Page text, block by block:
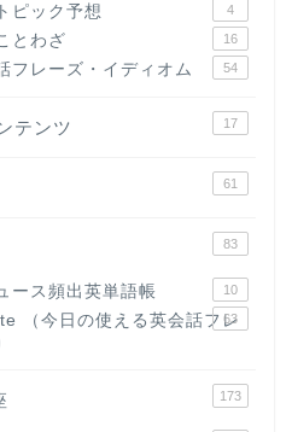
ピック予想 4
とわざ 16
フレーズ・イディオム 54
テンツ 17
61
83
ース頻出英単語帳 10
（今日の使える英会話フレ
63
173